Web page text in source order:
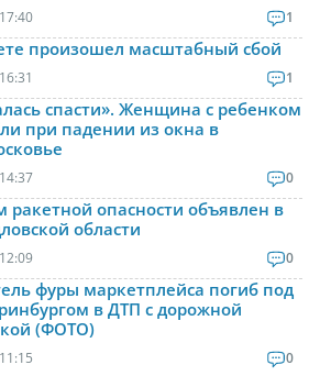
1
произошел масштабный сбой
1
спасти». Женщина с ребенком
при падении из окна в
0
ракетной опасности объявлен в
области
0
фуры маркетплейса погиб под
в ДТП с дорожной
(ФОТО)
0